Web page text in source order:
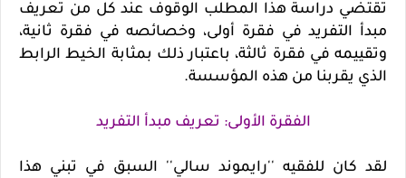
تقتضي دراسة هذا المطلب الوقوف عند كل من تعريف
مبدأ التفريد في فقرة أولى، وخصائصه في فقرة ثانية،
وتقييمه في فقرة ثالثة، باعتبار ذلك بمثابة الخيط الرابط
الذي يقربنا من هذه المؤسسة.
الفقرة الأولى: تعريف مبدأ التفريد
لقد كان للفقيه ''رايموند سالي'' السبق في تبني هذا